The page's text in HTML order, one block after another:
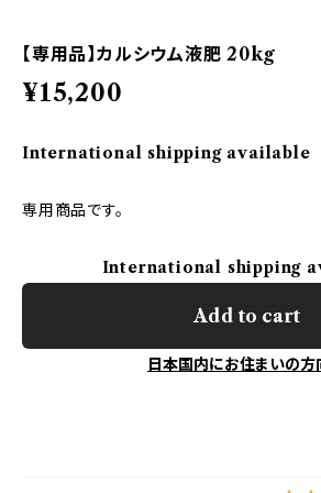
【専用品】カルシウム液肥 20kg
¥15,200
International shipping available
専用商品です。
International shipping
Add to cart
日本国内にお住まいの方